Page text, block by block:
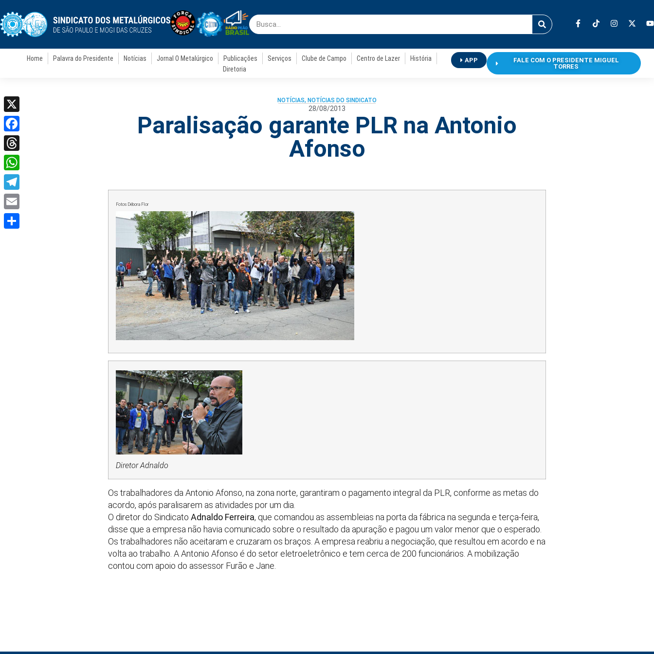
Home Palavra do Presidente Notícias Jornal O Metalúrgico Publicações Serviços Clube de Campo Centro de Lazer
História
Diretoria
APP
FALE COM O PRESIDENTE MIGUEL
TORRES
NOTÍCIAS, NOTÍCIAS DO SINDICATO
28/08/2013
Paralisação garante PLR na Antonio
Afonso
Fotos Débora Flor
Diretor Adnaldo
Os trabalhadores da Antonio Afonso, na zona norte, garantiram o pagamento integral da PLR, conforme as metas do
acordo, após paralisarem as atividades por um dia.
O diretor do Sindicato Adnaldo Ferreira, que comandou as assembleias na porta da fábrica na segunda e terça-feira,
disse que a empresa não havia comunicado sobre o resultado da apuração e pagou um valor menor que o esperado.
Os trabalhadores não aceitaram e cruzaram os braços. A empresa reabriu a negociação, que resultou em acordo e na
volta ao trabalho. A Antonio Afonso é do setor eletroeletrônico e tem cerca de 200 funcionários. A mobilização
contou com apoio do assessor Furão e Jane.
X
Facebook
Threads
WhatsApp
Telegram
Email